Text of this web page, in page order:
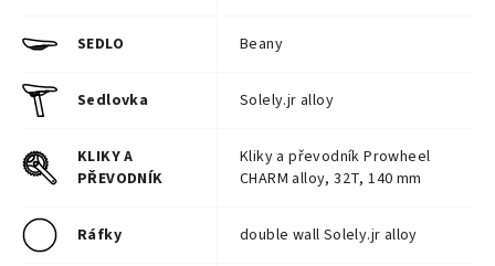
SEDLO Beany
Sedlovka Solely.jr alloy
KLIKY A
PŘEVODNÍK
Kliky a převodník Prowheel
CHARM alloy, 32T, 140 mm
Ráfky double wall Solely.jr alloy